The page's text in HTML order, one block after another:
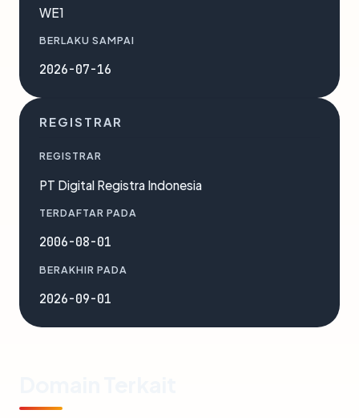
WE1
BERLAKU SAMPAI
2026-07-16
REGISTRAR
REGISTRAR
PT Digital Registra Indonesia
TERDAFTAR PADA
2006-08-01
BERAKHIR PADA
2026-09-01